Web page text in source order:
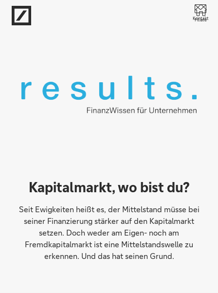
Kontakt
Filiale
Kapitalmarkt, wo bist du?
Seit Ewigkeiten heißt es, der Mittelstand müsse bei
seiner Finanzierung stärker auf den Kapitalmarkt
setzen. Doch weder am Eigen- noch am
Fremdkapitalmarkt ist eine Mittelstandswelle zu
erkennen. Und das hat seinen Grund.